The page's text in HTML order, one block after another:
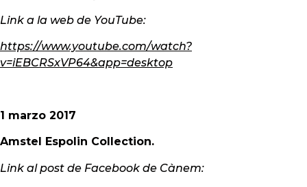
Link a la web de YouTube:
https://www.youtube.com/watch?
v=iEBCRSxVP64&app=desktop
1 marzo 2017
Amstel Espolin Collection.
Link al post de Facebook de Cànem: